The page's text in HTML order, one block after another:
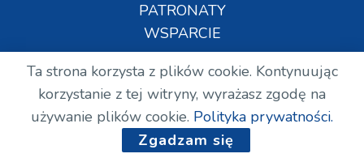
PATRONATY
WSPARCIE
Copyright © Wszelkie prawa zastrzeżone. RDN.
2024.
Ta strona korzysta z plików cookie. Kontynuując
korzystanie z tej witryny, wyrażasz zgodę na
używanie plików cookie. Polityka prywatności.
Zgadzam się